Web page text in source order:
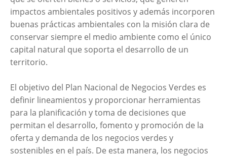
impactos ambientales positivos y además incorporen
buenas prácticas ambientales con la misión clara de
conservar siempre el medio ambiente como el único
capital natural que soporta el desarrollo de un
territorio.
El objetivo del Plan Nacional de Negocios Verdes es
definir lineamientos y proporcionar herramientas
para la planificación y toma de decisiones que
permitan el desarrollo, fomento y promoción de la
oferta y demanda de los negocios verdes y
sostenibles en el país. De esta manera, los negocios